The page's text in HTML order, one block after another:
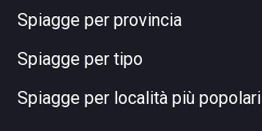
Spiagge per provincia
Spiagge per tipo
Spiagge per località più popolari